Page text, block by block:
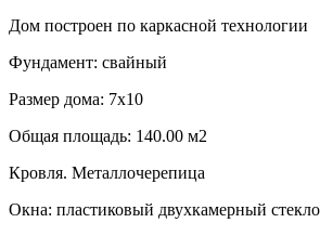
Дом построен по каркасной технологии
Фундамент: свайный
Размер дома: 7х10
Общая площадь: 140.00 м2
Кровля. Металлочерепица
Окна: пластиковый двухкамерный